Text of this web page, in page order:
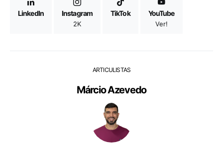
LinkedIn Instagram
2K
TikTok YouTube
Ver!
ARTICULISTAS
Márcio Azevedo